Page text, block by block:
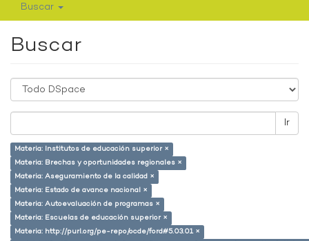
Buscar
Buscar
Ir
Materia: Institutos de educación superior ×
Materia: Brechas y oportunidades regionales ×
Materia: Aseguramiento de la calidad ×
Materia: Estado de avance nacional ×
Materia: Autoevaluación de programas ×
Materia: Escuelas de educación superior ×
Materia: http://purl.org/pe-repo/ocde/ford#5.03.01 ×